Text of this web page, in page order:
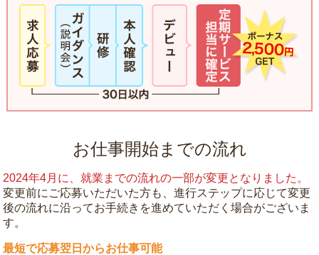
お仕事開始までの流れ
2024年4月に、就業までの流れの一部が変更となりました。
変更前にご応募いただいた方も、進行ステップに応じて変更
後の流れに沿ってお手続きを進めていただく場合がございま
す。
最短で応募翌日からお仕事可能